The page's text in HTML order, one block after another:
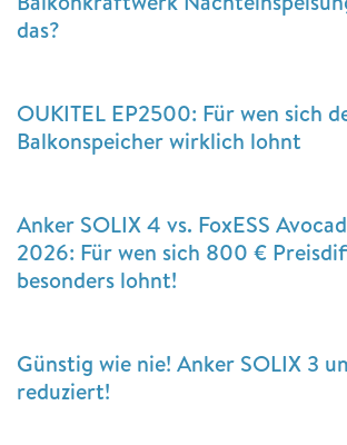
das?
OUKITEL EP2500: Für wen sich
Balkonspeicher wirklich lohnt
Anker SOLIX 4 vs. FoxESS
2026: Für wen sich 800 €
besonders lohnt!
Günstig wie nie! Anker SOLIX 3
reduziert!